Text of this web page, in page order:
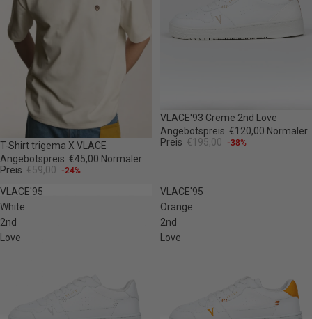
-24%
T-Shirt trigema X VLACE
Angebotspreis €45,00 Normaler
Preis €59,00 -24%
-38%
VLACE'93 Creme 2nd Love
Angebotspreis €120,00 Normaler
Preis €195,00 -38%
VLACE'95
White
2nd
Love
VLACE'95
Orange
2nd
Love